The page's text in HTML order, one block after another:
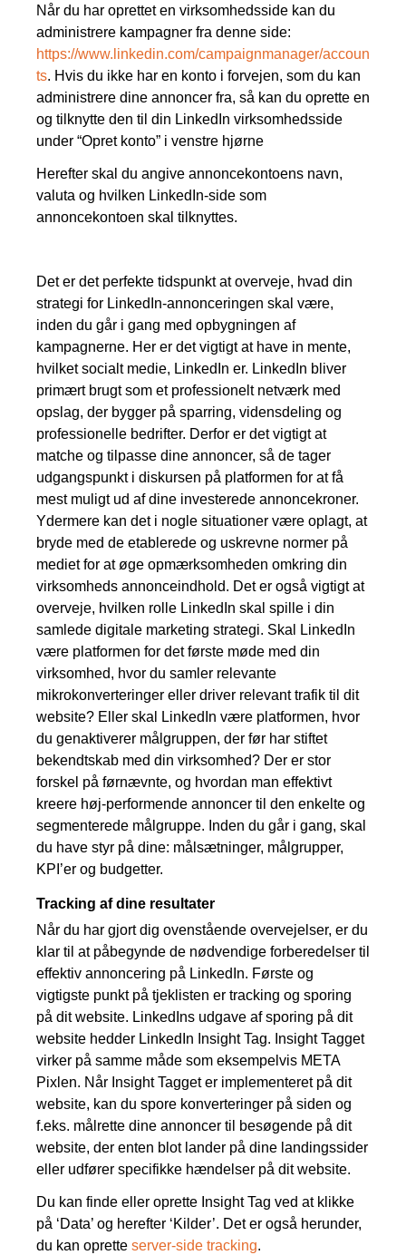
Når du har oprettet en virksomhedsside kan du
administrere kampagner fra denne side:
https://www.linkedin.com/campaignmanager/accoun
ts. Hvis du ikke har en konto i forvejen, som du kan
administrere dine annoncer fra, så kan du oprette en
og tilknytte den til din LinkedIn virksomhedsside
under “Opret konto” i venstre hjørne
Herefter skal du angive annoncekontoens navn,
valuta og hvilken LinkedIn-side som
annoncekontoen skal tilknyttes.
Det er det perfekte tidspunkt at overveje, hvad din
strategi for LinkedIn-annonceringen skal være,
inden du går i gang med opbygningen af
kampagnerne. Her er det vigtigt at have in mente,
hvilket socialt medie, LinkedIn er. LinkedIn bliver
primært brugt som et professionelt netværk med
opslag, der bygger på sparring, vidensdeling og
professionelle bedrifter. Derfor er det vigtigt at
matche og tilpasse dine annoncer, så de tager
udgangspunkt i diskursen på platformen for at få
mest muligt ud af dine investerede annoncekroner.
Ydermere kan det i nogle situationer være oplagt, at
bryde med de etablerede og uskrevne normer på
mediet for at øge opmærksomheden omkring din
virksomheds annonceindhold. Det er også vigtigt at
overveje, hvilken rolle LinkedIn skal spille i din
samlede digitale marketing strategi. Skal LinkedIn
være platformen for det første møde med din
virksomhed, hvor du samler relevante
mikrokonverteringer eller driver relevant trafik til dit
website? Eller skal LinkedIn være platformen, hvor
du genaktiverer målgruppen, der før har stiftet
bekendtskab med din virksomhed? Der er stor
forskel på førnævnte, og hvordan man effektivt
kreere høj-performende annoncer til den enkelte og
segmenterede målgruppe. Inden du går i gang, skal
du have styr på dine: målsætninger, målgrupper,
KPI’er og budgetter.
Tracking af dine resultater
Når du har gjort dig ovenstående overvejelser, er du
klar til at påbegynde de nødvendige forberedelser til
effektiv annoncering på LinkedIn. Første og
vigtigste punkt på tjeklisten er tracking og sporing
på dit website. LinkedIns udgave af sporing på dit
website hedder LinkedIn Insight Tag. Insight Tagget
virker på samme måde som eksempelvis META
Pixlen. Når Insight Tagget er implementeret på dit
website, kan du spore konverteringer på siden og
f.eks. målrette dine annoncer til besøgende på dit
website, der enten blot lander på dine landingssider
eller udfører specifikke hændelser på dit website.
Du kan finde eller oprette Insight Tag ved at klikke
på ‘Data’ og herefter ‘Kilder’. Det er også herunder,
du kan oprette server-side tracking.